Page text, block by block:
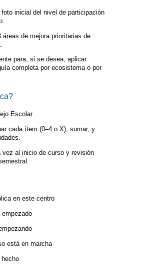
foto inicial del nivel de participación
áreas de mejora prioritarias de
para, si se desea, aplicar
completa por ecosistema o por
Escolar
cada ítem (0–4 o X), sumar, y
vez al inicio de curso y revisión
en este centro
está en marcha